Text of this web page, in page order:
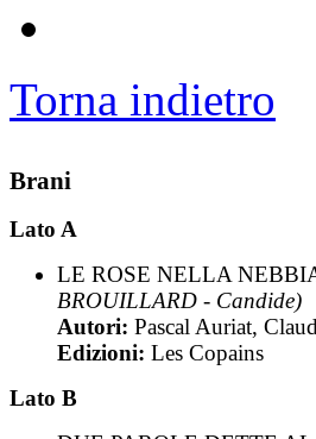
Torna indietro
Brani
Lato A
LE ROSE NELLA
BROUILLARD - Candide)
Autori: Pascal Auriat,
Edizioni: Les Copains
Lato B